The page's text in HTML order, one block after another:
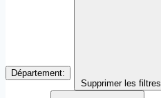
Département:
Supprimer les filtres